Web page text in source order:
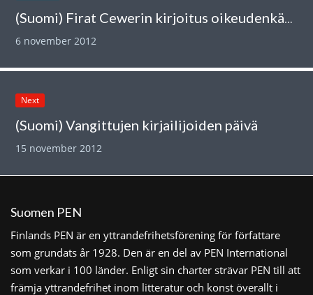
(Suomi) Firat Cewerin kirjoitus oikeudenkäynnistä Diyarbakirissa
6 november 2012
Next
(Suomi) Vangittujen kirjailijoiden päivä
15 november 2012
Suomen PEN
Finlands PEN är en yttrandefrihetsförening för författare
som grundats år 1928. Den är en del av PEN International
som verkar i 100 länder. Enligt sin charter strävar PEN till att
främja yttrandefrihet inom litteratur och konst överallt i